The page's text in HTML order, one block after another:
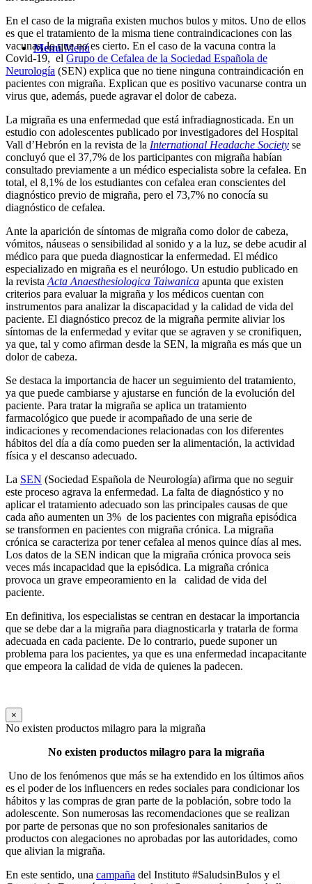
Menú Menú
En el caso de la migraña existen muchos bulos y mitos. Uno de ellos
es que el tratamiento de la misma tiene contraindicaciones con las
vacunas, lo que no es cierto. En el caso de la vacuna contra la
Covid-19, el Grupo de Cefalea de la Sociedad Española de
Neurología (SEN) explica que no tiene ninguna contraindicación en
pacientes con migraña. Explican que es positivo vacunarse contra un
virus que, además, puede agravar el dolor de cabeza.
La migraña es una enfermedad que está infradiagnosticada. En un
estudio con adolescentes publicado por investigadores del Hospital
Vall d’Hebrón en la revista de la International Headache Society se
concluyó que el 37,7% de los participantes con migraña habían
consultado previamente a un médico especialista sobre la cefalea. En
total, el 8,1% de los estudiantes con cefalea eran conscientes del
diagnóstico previo de migraña, pero el 73,7% no conocía su
diagnóstico de cefalea.
Ante la aparición de síntomas de migraña como dolor de cabeza,
vómitos, náuseas o sensibilidad al sonido y a la luz, se debe acudir al
médico para que pueda diagnosticar la enfermedad. El médico
especializado en migraña es el neurólogo. Un estudio publicado en
la revista Acta Anaesthesiologica Taiwanica apunta que existen
criterios para evaluar la migraña y los médicos cuentan con
instrumentos para analizar la discapacidad y la calidad de vida del
paciente. El diagnóstico precoz de la migraña permite aliviar los
síntomas de la enfermedad y evitar que se agraven y se cronifiquen,
ya que, tal y como afirman desde la SEN, la migraña es más que un
dolor de cabeza.
Se destaca la importancia de hacer un seguimiento del tratamiento,
ya que puede cambiarse y ajustarse en función de la evolución del
paciente. Para tratar la migraña se aplica un tratamiento
farmacológico que puede ir acompañado de una serie de
indicaciones y recomendaciones relacionadas con los diferentes
hábitos del día a día como pueden ser la alimentación, la actividad
física y el descanso adecuado.
La SEN (Sociedad Española de Neurología) afirma que no seguir
este proceso agrava la enfermedad. La falta de diagnóstico y no
aplicar el tratamiento adecuado son las principales causas de que
cada año aumenten un 3% de los pacientes con migraña episódica
se transformen en pacientes con migraña crónica. La migraña
crónica se caracteriza por tener cefalea al menos quince días al mes.
Los datos de la SEN indican que la migraña crónica provoca seis
veces más incapacidad que la episódica. La migraña crónica
provoca un grave empeoramiento en la calidad de vida del
paciente.
En definitiva, los especialistas se centran en destacar la importancia
que se debe dar a la migraña para diagnosticarla y tratarla de forma
adecuada en cada paciente. De lo contrario, puede suponer un
problema para los pacientes, ya que es una enfermedad incapacitante
que empeora la calidad de vida de quienes la padecen.
×
No existen productos milagro para la migraña
No existen productos milagro para la migraña
Uno de los fenómenos que más se ha extendido en los últimos años
es el poder de los influencers en redes sociales para condicionar los
hábitos y las compras de gran parte de la población, sobre todo la
adolescente. Son numerosas las recomendaciones que se realizan
por parte de personas que no son profesionales sanitarios de
productos con alegaciones no aprobadas por las autoridades, como
que alivian la migraña.
En este sentido, una campaña del Instituto #SaludsinBulos y el